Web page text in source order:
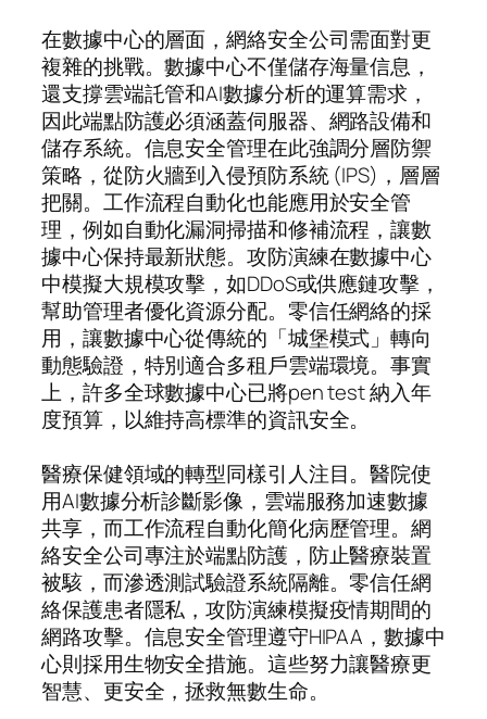
在數據中心的層面，網絡安全公司需面對更
複雜的挑戰。數據中心不僅儲存海量信息，
還支撐雲端託管和AI數據分析的運算需求，
因此端點防護必須涵蓋伺服器、網路設備和
儲存系統。信息安全管理在此強調分層防禦
策略，從防火牆到入侵預防系統 (IPS)，層層
把關。工作流程自動化也能應用於安全管
理，例如自動化漏洞掃描和修補流程，讓數
據中心保持最新狀態。攻防演練在數據中心
中模擬大規模攻擊，如DDoS或供應鏈攻擊，
幫助管理者優化資源分配。零信任網絡的採
用，讓數據中心從傳統的「城堡模式」轉向
動態驗證，特別適合多租戶雲端環境。事實
上，許多全球數據中心已將pen test 納入年
度預算，以維持高標準的資訊安全。
醫療保健領域的轉型同樣引人注目。醫院使
用AI數據分析診斷影像，雲端服務加速數據
共享，而工作流程自動化簡化病歷管理。網
絡安全公司專注於端點防護，防止醫療裝置
被駭，而滲透測試驗證系統隔離。零信任網
絡保護患者隱私，攻防演練模擬疫情期間的
網路攻擊。信息安全管理遵守HIPAA，數據中
心則採用生物安全措施。這些努力讓醫療更
智慧、更安全，拯救無數生命。